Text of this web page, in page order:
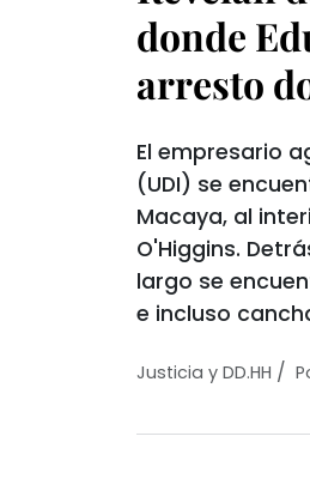
donde
arresto
El empresario
(UDI) se
Macaya, al
O'Higgins.
largo se
e incluso
Justicia y DD.HH /